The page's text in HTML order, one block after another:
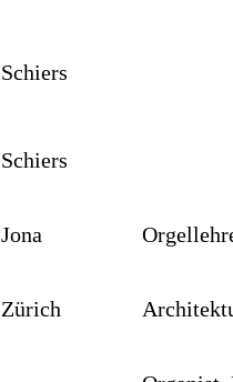
Schiers
Schiers
Jona
Zürich